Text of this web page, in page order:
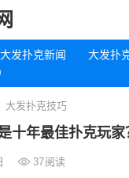
大发扑克新闻 大发扑
大发扑克技巧
十年最佳扑克玩
37阅读